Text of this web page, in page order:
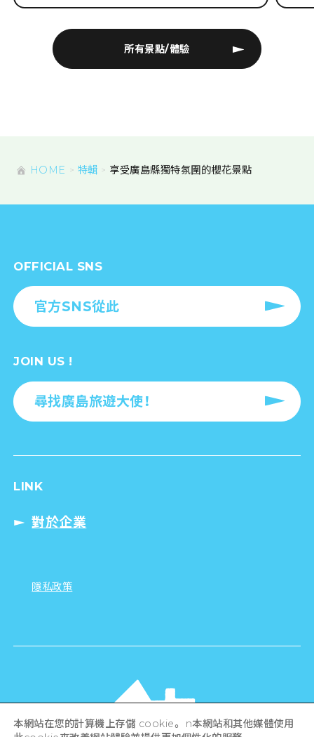
所有景點/體驗
HOME 特輯 享受廣島縣獨特氛圍的櫻花景點
OFFICIAL SNS
官方SNS從此
JOIN US !
尋找廣島旅遊大使！
LINK
對於企業
隱私政策
本網站在您的計算機上存儲 cookie。 n本網站和其他媒體使用